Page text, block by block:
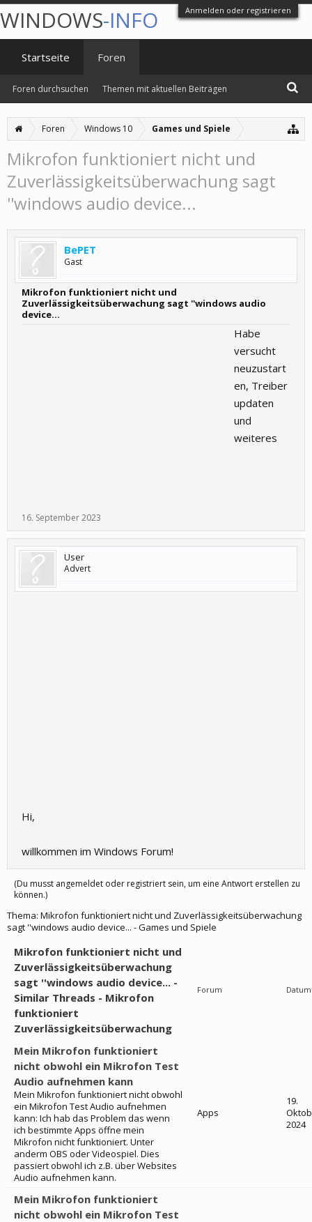
Anmelden oder registrieren
Foren Windows 10 Games und Spiele
Mikrofon funktioniert nicht und
Zuverlässigkeitsüberwachung sagt
''windows audio device...
BePET
Gast
Mikrofon funktioniert nicht und
Zuverlässigkeitsüberwachung sagt ''windows audio
device...
Habe
versucht
neuzustart
en, Treiber
updaten
und
weiteres
16. September 2023
User
Advert
Hi,
willkommen im Windows Forum!
(Du musst angemeldet oder registriert sein, um eine Antwort erstellen zu
können.)
Thema: Mikrofon funktioniert nicht und Zuverlässigkeitsüberwachung
sagt ''windows audio device... - Games und Spiele
Mikrofon funktioniert nicht und
Zuverlässigkeitsüberwachung
sagt ''windows audio device... -
Similar Threads - Mikrofon
funktioniert
Zuverlässigkeitsüberwachung
Forum Datum
Mein Mikrofon funktioniert
nicht obwohl ein Mikrofon Test
Audio aufnehmen kann
Mein Mikrofon funktioniert nicht obwohl
ein Mikrofon Test Audio aufnehmen
kann: Ich hab das Problem das wenn
ich bestimmte Apps öffne mein
Mikrofon nicht funktioniert. Unter
anderm OBS oder Videospiel. Dies
passiert obwohl ich z.B. über Websites
Audio aufnehmen kann.
Apps
19.
2024
Mein Mikrofon funktioniert
nicht obwohl ein Mikrofon Test
WINDOWS-INFO
Startseite Foren
Foren durchsuchen Themen mit aktuellen Beiträgen